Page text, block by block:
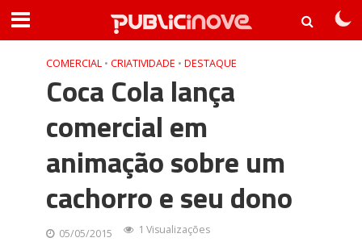
COMERCIAL • CRIATIVIDADE • DESTAQUE
Coca Cola lança
comercial em
animação sobre um
cachorro e seu dono
05/05/2015 1 Visualizações